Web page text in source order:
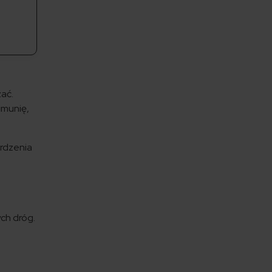
dróg.